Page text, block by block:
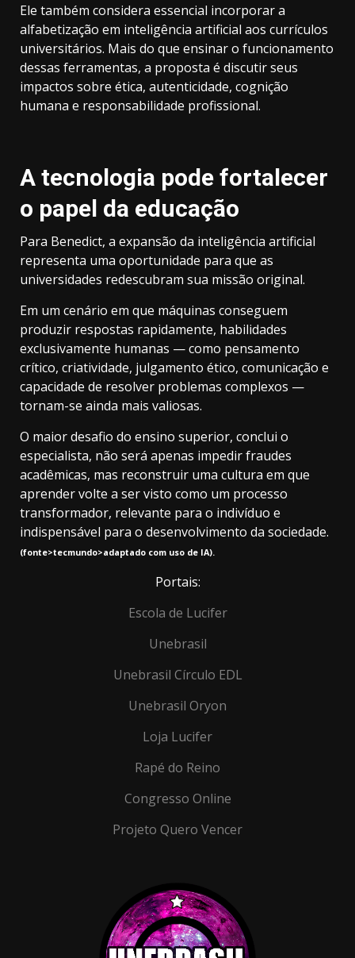
Ele também considera essencial incorporar a
alfabetização em inteligência artificial aos currículos
universitários. Mais do que ensinar o funcionamento
dessas ferramentas, a proposta é discutir seus
impactos sobre ética, autenticidade, cognição
humana e responsabilidade profissional.
A tecnologia pode fortalecer
o papel da educação
Para Benedict, a expansão da inteligência artificial
representa uma oportunidade para que as
universidades redescubram sua missão original.
Em um cenário em que máquinas conseguem
produzir respostas rapidamente, habilidades
exclusivamente humanas — como pensamento
crítico, criatividade, julgamento ético, comunicação e
capacidade de resolver problemas complexos —
tornam-se ainda mais valiosas.
O maior desafio do ensino superior, conclui o
especialista, não será apenas impedir fraudes
acadêmicas, mas reconstruir uma cultura em que
aprender volte a ser visto como um processo
transformador, relevante para o indivíduo e
indispensável para o desenvolvimento da sociedade.
(fonte>tecmundo>adaptado com uso de IA).
Portais:
Escola de Lucifer
Unebrasil
Unebrasil Círculo EDL
Unebrasil Oryon
Loja Lucifer
Rapé do Reino
Congresso Online
Projeto Quero Vencer